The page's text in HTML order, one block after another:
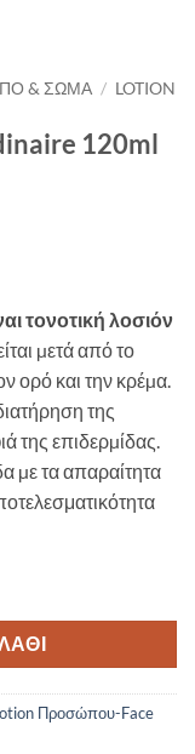
& ΣΏΜΑ / LOTION
120ml
τονοτική λοσιόν
µετά από το
ορό και την κρέµα.
της
της επιδερµίδας.
µε τα απαραίτητα
Προσώπου-Face